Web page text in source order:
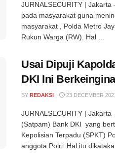
JURNALSECURITY |
pada masyarakat guna
masyarakat , Polda Metro
Rukun Warga (RW). Hal ...
Usai Dipuji
DKI Ini
BY REDAKSI 23 DECEMBER
JURNALSECURITY |
(Satpam) Bank DKI yang
Kepolisian Terpadu (SPKT)
anggota Polri. Hal itu